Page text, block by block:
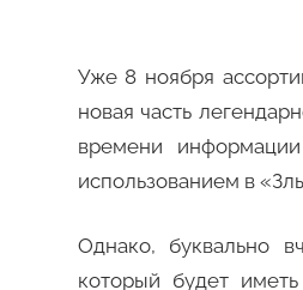
Уже 8 ноября
новая часть
времени
использованием в
Однако, буквально
который будет